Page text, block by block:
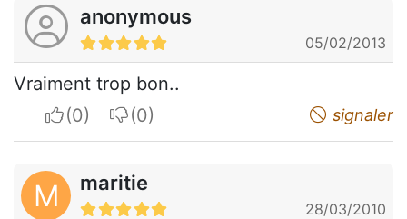
anonymous
05/02/2013
Vraiment trop bon..
I apreciateI do not appreciate signaler
M maritie
28/03/2010